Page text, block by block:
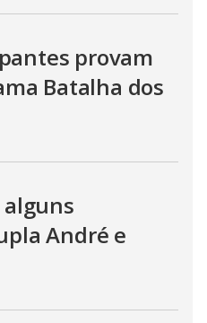
provam
Batalha dos
André e